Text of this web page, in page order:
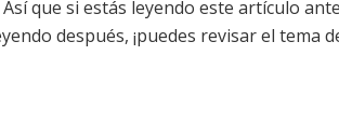
que si estás leyendo este artículo
después, ¡puedes revisar el